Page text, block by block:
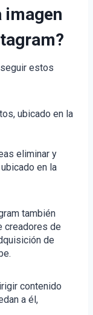
imagen
estos
ubicado en la
eliminar y
en la
también
creadores de
de
contenido
a él,